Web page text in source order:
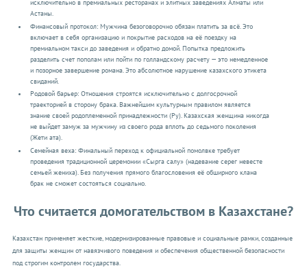
исключительно в премиальных ресторанах и элитных заведениях Алматы или
Астаны.
Финансовый протокол: Мужчина безоговорочно обязан платить за всё. Это
включает в себя организацию и покрытие расходов на её поездку на
премиальном такси до заведения и обратно домой. Попытка предложить
разделить счет пополам или пойти по голландскому расчету — это немедленное
и позорное завершение романа. Это абсолютное нарушение казахского этикета
свиданий.
Родовой барьер: Отношения строятся исключительно с долгосрочной
траекторией в сторону брака. Важнейшим культурным правилом является
знание своей родоплеменной принадлежности (Ру). Казахская женщина никогда
не выйдет замуж за мужчину из своего рода вплоть до седьмого поколения
(Жети ата).
Семейная веха: Финальный переход к официальной помолвке требует
проведения традиционной церемонии «Сырга салу» (надевание серег невесте
семьей жениха). Без получения прямого благословения её обширного клана
брак не сможет состояться социально.
Что считается домогательством в Казахстане?
Казахстан применяет жесткие, модернизированные правовые и социальные рамки, созданные
для защиты женщин от навязчивого поведения и обеспечения общественной безопасности
под строгим контролем государства.